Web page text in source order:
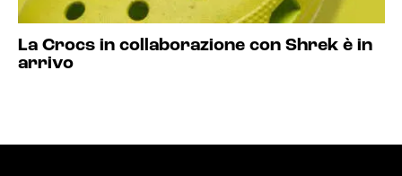
La Crocs in collaborazione con Shrek è in
arrivo